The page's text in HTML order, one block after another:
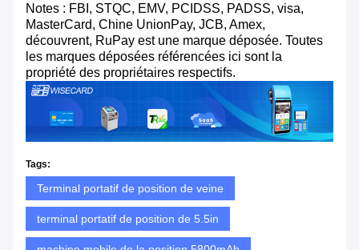
Notes : FBI, STQC, EMV, PCIDSS, PADSS, visa,
MasterCard, Chine UnionPay, JCB, Amex,
découvrent, RuPay est une marque déposée. Toutes
les marques déposées référencées ici sont la
propriété des propriétaires respectifs.
Tags:
Terminal portatif de position de veine
terminal portatif de position de 5.5in